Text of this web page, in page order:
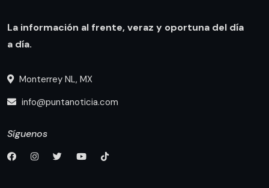
La información al frente, veraz y oportuna del día
a día.
Monterrey NL, MX
info@puntanoticia.com
Síguenos